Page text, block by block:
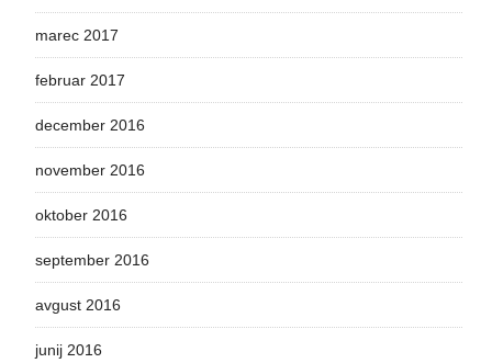
marec 2017
februar 2017
december 2016
november 2016
oktober 2016
september 2016
avgust 2016
junij 2016